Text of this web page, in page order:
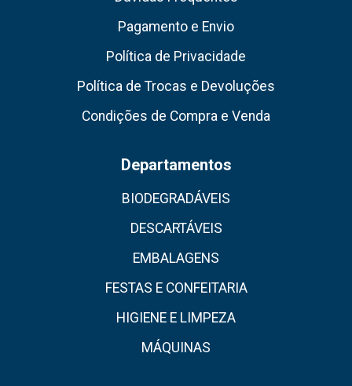
Pagamento e Envio
Política de Privacidade
Política de Trocas e Devoluções
Condições de Compra e Venda
Departamentos
BIODEGRADÁVEIS
DESCARTÁVEIS
EMBALAGENS
FESTAS E CONFEITARIA
HIGIENE E LIMPEZA
MÁQUINAS